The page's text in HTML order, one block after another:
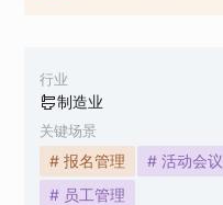
行业
制造业
关键场景
# 报名管理 # 活动会议
# 员工管理